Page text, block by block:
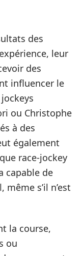
des
leur
des
influencer le
ou Christophe
à des
également
race-jockey
capable de
s’il n’est
la course,
ou